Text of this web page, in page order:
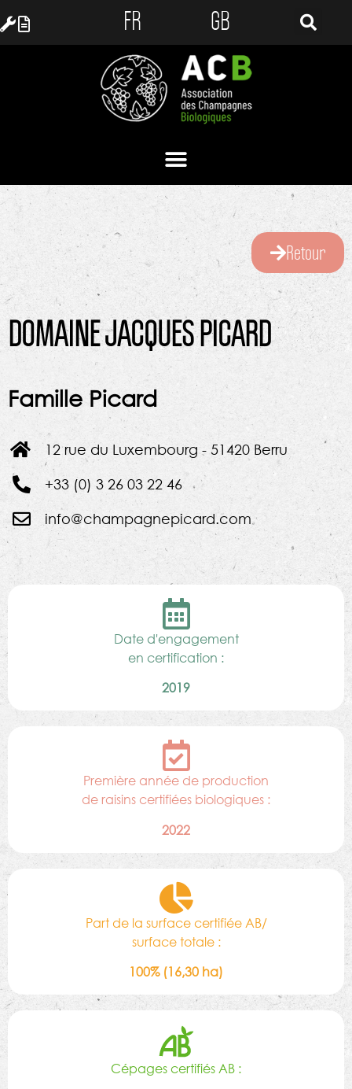
FR GB
DOMAINE JACQUES PICARD
Retour
Famille Picard
12 rue du Luxembourg - 51420 Berru
+33 (0) 3 26 03 22 46
info@champagnepicard.com
Date d'engagement
en certification :
2019
Première année de production
de raisins certifiées biologiques :
2022
Part de la surface certifiée AB/
surface totale :
100% (16,30 ha)
Cépages certifiés AB :